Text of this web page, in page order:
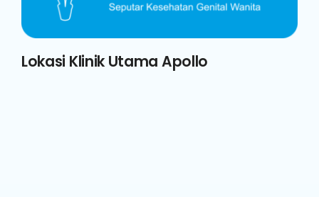
Lokasi Klinik Utama Apollo